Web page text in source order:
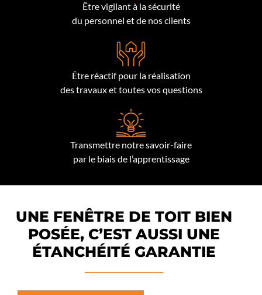
Être vigilant à la sécurité
du personnel et de nos clients
Être réactif pour la réalisation
des travaux et toutes vos questions
Transmettre notre savoir-faire
par le biais de l’apprentissage
UNE FENÊTRE DE TOIT BIEN
POSÉE, C’EST AUSSI UNE
ÉTANCHÉITÉ GARANTIE